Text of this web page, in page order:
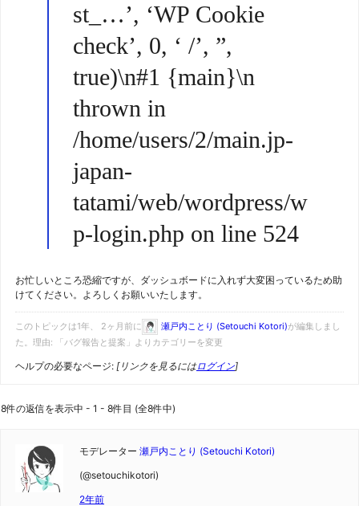
st_…’, ‘WP Cookie
check’, 0, ‘ /’, ”,
true)\n#1 {main}\n
thrown in
/home/users/2/main.jp-
japan-
tatami/web/wordpress/w
p-login.php on line 524
お忙しいところ恐縮ですが、ダッシュボードに入れず大変困っているため助
けてください。よろしくお願いいたします。
このトピックは1年、 2ヶ月前に 瀬戸内ことり (Setouchi Kotori)が編集しまし
た。理由: 「バグ報告と提案」よりカテゴリーを変更
ヘルプの必要なページ: [リンクを見るにはログイン]
8件の返信を表示中 - 1 - 8件目 (全8件中)
モデレーター 瀬戸内ことり (Setouchi Kotori)
(@setouchikotori)
2年前